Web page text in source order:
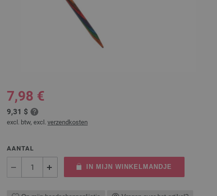
7,98 €
9,31 $
excl. btw, excl. verzendkosten
AANTAL
IN MIJN WINKELMANDJE